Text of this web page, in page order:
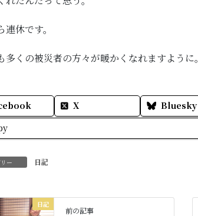
連休です。
多くの被災者の方々が暖かくなれますように。
X Bluesky
ー 日記
日記
前の記事